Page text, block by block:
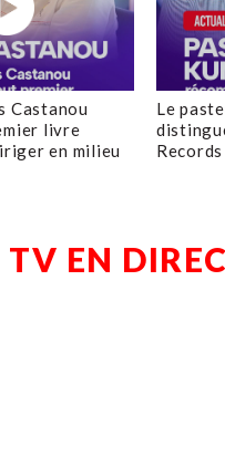
Castanou
livre
en milieu
Le
TV EN